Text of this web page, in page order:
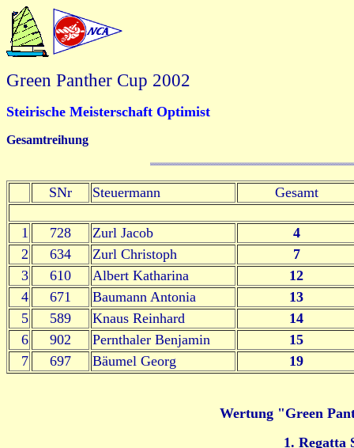
Green Panther Cup 2002
Steirische Meisterschaft Optimist
Gesamtreihung
SNr Steuermann Gesamt
1 728 Zurl Jacob
4
2
634 Zurl Christoph
7
3
610 Albert Katharina
12
4
671 Baumann Antonia
13
5
589 Knaus Reinhard
14
6
902 Pernthaler Benjamin
15
7
697 Bäumel Georg 19
Wertung "Green
1. Regatta